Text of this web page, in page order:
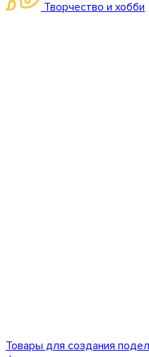
Творчество и хобби
Товары для создания